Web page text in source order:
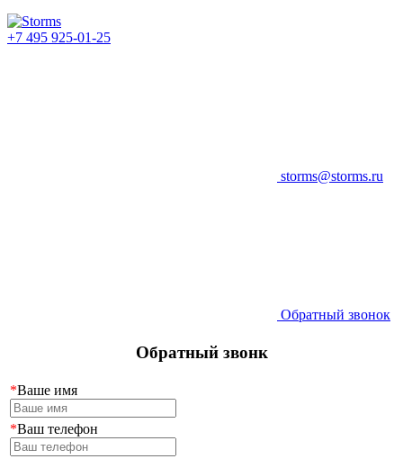
+7 495 925-01-25
storms@storms.ru
Обратный звонок
Обратный звонк
*Ваше имя
*Ваш телефон